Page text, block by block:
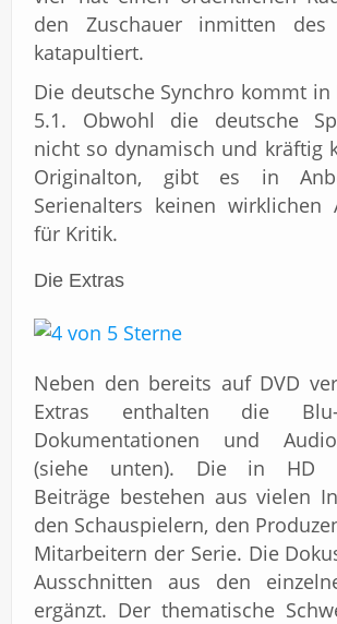
den Zuschauer inmitten des
katapultiert.
Die deutsche Synchro kommt in
5.1. Obwohl die deutsche
nicht so dynamisch und kräftig
Originalton, gibt es in
Serienalters keinen wirklichen
für Kritik.
Die Extras
Neben den bereits auf DVD
Extras enthalten die
Dokumentationen und
(siehe unten). Die in HD
Beiträge bestehen aus vielen
den Schauspielern, den
Mitarbeitern der Serie. Die
Ausschnitten aus den
ergänzt. Der thematische